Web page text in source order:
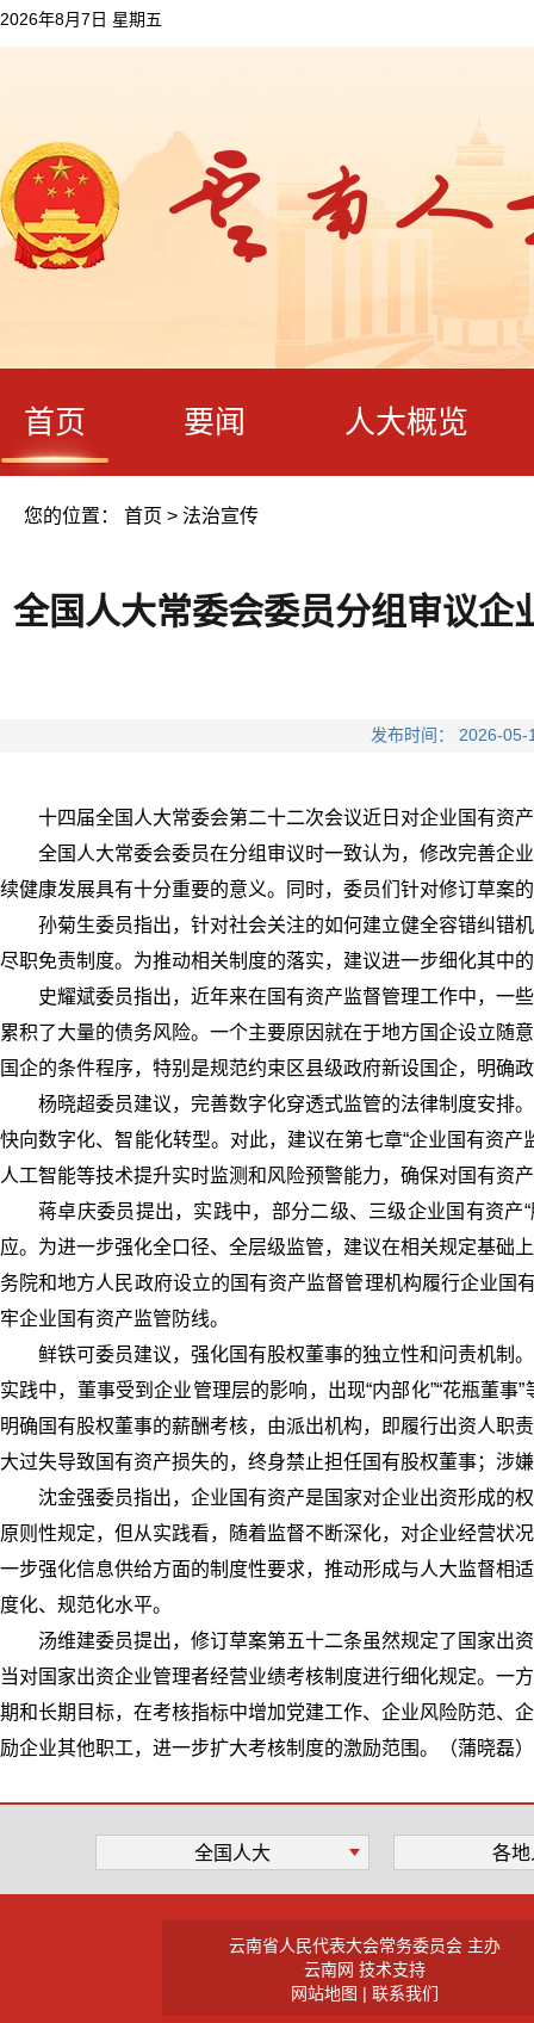
2026年8月7日 星期五
首页 要闻 人大概览
您的位置： 首页 > 法治宣传
全国人大常委会委员分组审议企
发布时间： 2026-
十四届全国人大常委会第二十二次会议近日对企业国有资
全国人大常委会委员在分组审议时一致认为，修改完善企
续健康发展具有十分重要的意义。同时，委员们针对修订草案
孙菊生委员指出，针对社会关注的如何建立健全容错纠错
尽职免责制度。为推动相关制度的落实，建议进一步细化其中
史耀斌委员指出，近年来在国有资产监督管理工作中，一
累积了大量的债务风险。一个主要原因就在于地方国企设立随
国企的条件程序，特别是规范约束区县级政府新设国企，明确
杨晓超委员建议，完善数字化穿透式监管的法律制度安排
快向数字化、智能化转型。对此，建议在第七章“企业国有资
人工智能等技术提升实时监测和风险预警能力，确保对国有资
蒋卓庆委员提出，实践中，部分二级、三级企业国有资
应。为进一步强化全口径、全层级监管，建议在相关规定基础
务院和地方人民政府设立的国有资产监督管理机构履行企业国
牢企业国有资产监管防线。
鲜铁可委员建议，强化国有股权董事的独立性和问责机制
实践中，董事受到企业管理层的影响，出现“内部化”“花瓶董
明确国有股权董事的薪酬考核，由派出机构，即履行出资人职
大过失导致国有资产损失的，终身禁止担任国有股权董事；涉
沈金强委员指出，企业国有资产是国家对企业出资形成的
原则性规定，但从实践看，随着监督不断深化，对企业经营状
一步强化信息供给方面的制度性要求，推动形成与人大监督相
度化、规范化水平。
汤维建委员提出，修订草案第五十二条虽然规定了国家出
当对国家出资企业管理者经营业绩考核制度进行细化规定。一
期和长期目标，在考核指标中增加党建工作、企业风险防范、
励企业其他职工，进一步扩大考核制度的激励范围。（蒲晓磊）
全国人大 各
云南省人民代表大会常务委员会 主办
云南网 技术支持
网站地图 | 联系我们